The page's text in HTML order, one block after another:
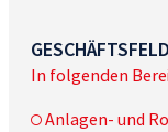
In folgenden
Anlagen- und